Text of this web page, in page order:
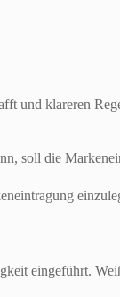
und klareren
soll die
eingeführt.